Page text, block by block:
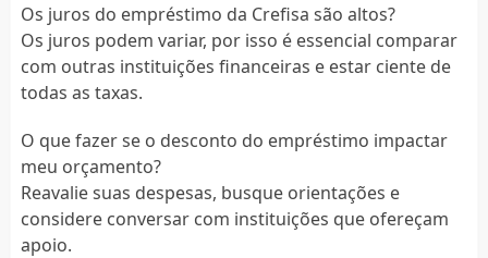
Os juros do empréstimo da Crefisa são altos?
Os juros podem variar, por isso é essencial comparar
com outras instituições financeiras e estar ciente de
todas as taxas.
O que fazer se o desconto do empréstimo impactar
meu orçamento?
Reavalie suas despesas, busque orientações e
considere conversar com instituições que ofereçam
apoio.